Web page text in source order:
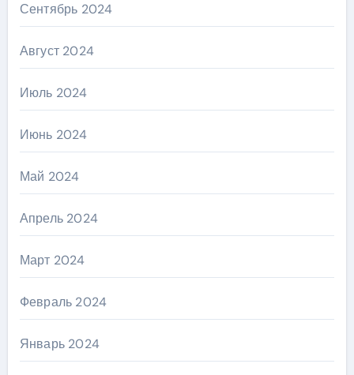
Сентябрь 2024
Август 2024
Июль 2024
Июнь 2024
Май 2024
Апрель 2024
Март 2024
Февраль 2024
Январь 2024